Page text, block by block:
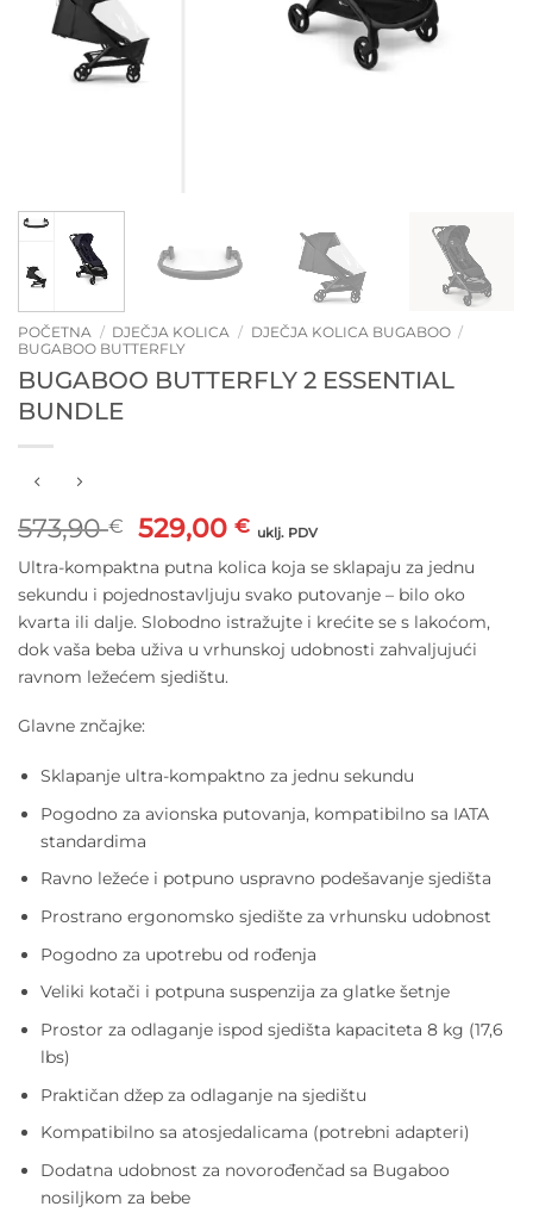
POČETNA / DJEČJA KOLICA / DJEČJA KOLICA BUGABOO /
BUGABOO BUTTERFLY
BUGABOO BUTTERFLY 2 ESSENTIAL
BUNDLE
573,90€
Izvorna
cijena
bila
je:
573,90 €.
529,00€Trenutna
cijena
je:
529,00 €.
uklj. PDV
Ultra-kompaktna putna kolica koja se sklapaju za jednu
sekundu i pojednostavljuju svako putovanje – bilo oko
kvarta ili dalje. Slobodno istražujte i krećite se s lakoćom,
dok vaša beba uživa u vrhunskoj udobnosti zahvaljujući
ravnom ležećem sjedištu.
Glavne znčajke:
Sklapanje ultra-kompaktno za jednu sekundu
Pogodno za avionska putovanja, kompatibilno sa IATA
standardima
Ravno ležeće i potpuno uspravno podešavanje sjedišta
Prostrano ergonomsko sjedište za vrhunsku udobnost
Pogodno za upotrebu od rođenja
Veliki kotači i potpuna suspenzija za glatke šetnje
Prostor za odlaganje ispod sjedišta kapaciteta 8 kg (17,6
lbs)
Praktičan džep za odlaganje na sjedištu
Kompatibilno sa atosjedalicama (potrebni adapteri)
Dodatna udobnost za novorođenčad sa Bugaboo
nosiljkom za bebe